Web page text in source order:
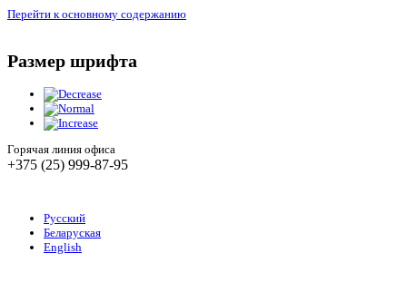
Перейти к основному содержанию
Размер шрифта
Горячая линия офиса
+375 (25) 999-87-95
Русский
Беларуская
English